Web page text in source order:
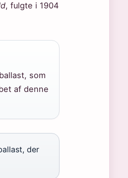
, fulgte i 1904
som
af denne
der